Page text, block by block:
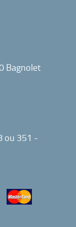
Bagnolet
ou 351 -